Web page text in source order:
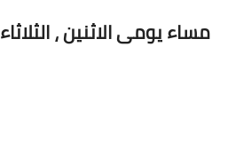
مساء يومى الاثنين ، الثلاثاء 2 ، 3 مارس 2020 .